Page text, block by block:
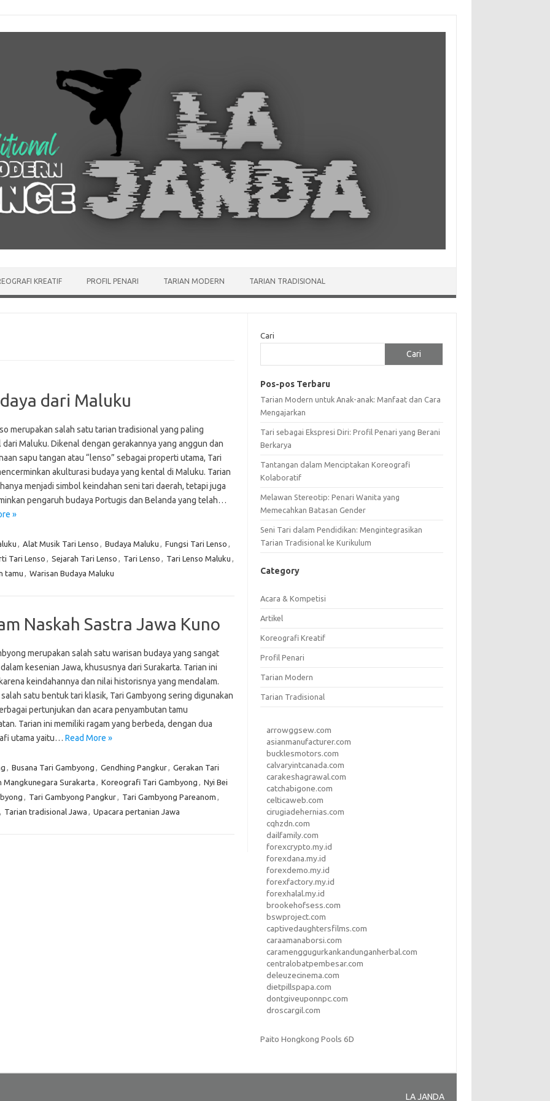
KREATIF PROFIL PENARI TARIAN MODERN TARIAN TRADISIONAL
dari Maluku
merupakan salah satu tarian tradisional yang paling
Maluku. Dikenal dengan gerakannya yang anggun dan
sapu tangan atau “lenso” sebagai properti utama, Tari
akulturasi budaya yang kental di Maluku. Tarian
menjadi simbol keindahan seni tari daerah, tetapi juga
pengaruh budaya Portugis dan Belanda yang telah…
»
, Alat Musik Tari Lenso , Budaya Maluku , Fungsi Tari Lenso ,
Tari Lenso , Sejarah Tari Lenso , Tari Lenso , Tari Lenso Maluku ,
tamu , Warisan Budaya Maluku
Naskah Sastra Jawa Kuno
merupakan salah satu warisan budaya yang sangat
kesenian Jawa, khususnya dari Surakarta. Tarian ini
keindahannya dan nilai historisnya yang mendalam.
salah satu bentuk tari klasik, Tari Gambyong sering digunakan
pertunjukan dan acara penyambutan tamu
Tarian ini memiliki ragam yang berbeda, dengan dua
utama yaitu… Read More »
, Busana Tari Gambyong , Gendhing Pangkur, Gerakan Tari
Mangkunegara Surakarta , Koreografi Tari Gambyong , Nyi Bei
, Tari Gambyong Pangkur, Tari Gambyong Pareanom ,
, Tarian tradisional Jawa , Upacara pertanian Jawa
Cari
Cari
Pos-pos Terbaru
Tarian Modern untuk Anak-anak: Manfaat dan Cara
Mengajarkan
Tari sebagai Ekspresi Diri: Profil Penari yang Berani
Berkarya
Tantangan dalam Menciptakan Koreografi
Kolaboratif
Melawan Stereotip: Penari Wanita yang
Memecahkan Batasan Gender
Seni Tari dalam Pendidikan: Mengintegrasikan
Tarian Tradisional ke Kurikulum
Category
Acara & Kompetisi
Artikel
Koreografi Kreatif
Profil Penari
Tarian Modern
Tarian Tradisional
arrowggsew.com
asianmanufacturer.com
bucklesmotors.com
calvaryintcanada.com
carakeshagrawal.com
catchabigone.com
celticaweb.com
cirugiadehernias.com
cqhzdn.com
dailfamily.com
forexcrypto.my.id
forexdana.my.id
forexdemo.my.id
forexfactory.my.id
forexhalal.my.id
brookehofsess.com
bswproject.com
captivedaughtersfilms.com
caraamanaborsi.com
caramenggugurkankandunganherbal.com
centralobatpembesar.com
deleuzecinema.com
dietpillspapa.com
dontgiveuponnpc.com
droscargil.com
Paito Hongkong Pools 6D
LA JANDA